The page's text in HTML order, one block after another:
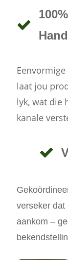
100%
laat jou
lyk, wat die
kanale
verseker dat
aankom –